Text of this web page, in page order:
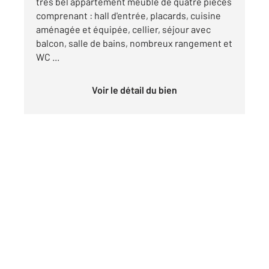
comprenant : hall d'entrée, placards, cuisine
aménagée et équipée, cellier, séjour avec
balcon, salle de bains, nombreux rangement et
WC ...
Voir le détail du bien